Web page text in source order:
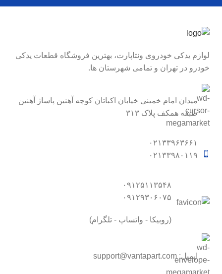
لوازم یدکی خودروی ونتاپارت، بهترین فروشگاه قطعات یدکی
خودرو در تهران و تمامی شهرستان ها.
میدان امام خمینی خیابان اکباتان کوچه آهنین پاساژ آهنین
طبقه همکف پلاک ۳۱۳
۰۲۱۳۳۹۶۳۶۶۱
۰۲۱۳۳۹۸۰۱۱۹
۰۹۱۲۵۱۱۳۵۴۸
۰۹۱۲۹۳۰۶۰۷۵
(روبیکا - واتساپ - تلگرام)
ایمیل: support@vantapart.com